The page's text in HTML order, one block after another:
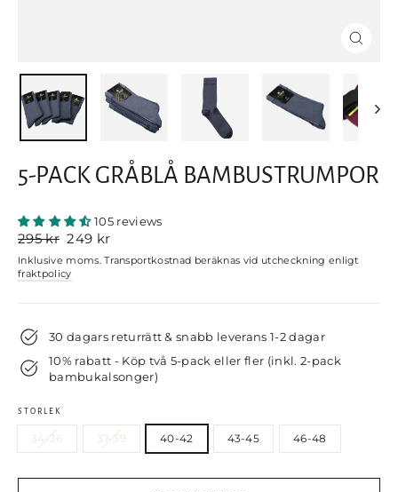
5-PACK GRÅBLÅ BAMBUSTRUMPOR
105 reviews
Ordinarie
pris
295 kr Försäljningspris
249 kr
Inklusive moms. Transportkostnad beräknas vid utcheckning enligt
fraktpolicy
30 dagars returrätt & snabb leverans 1-2 dagar
10% rabatt - Köp två 5-pack eller fler (inkl. 2-pack
bambukalsonger)
STORLEK
34-36 37-39 40-42 43-45 46-48